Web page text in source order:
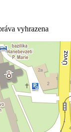
vyhrazena